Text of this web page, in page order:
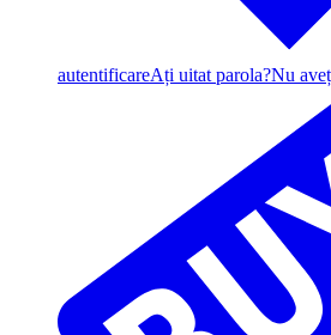
autentificareAți uitat parola?Nu